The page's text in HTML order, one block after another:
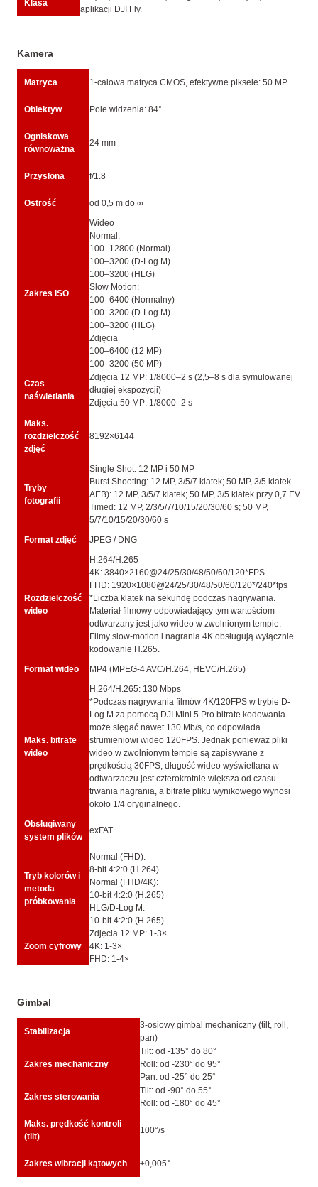
Klasa
aplikacji DJI Fly.
Kamera
Matryca 1-calowa matryca CMOS, efektywne piksele: 50 MP
Obiektyw Pole widzenia: 84°
Ogniskowa
równoważna
24 mm
Przysłona f/1.8
Ostrość od 0,5 m do ∞
Zakres ISO
Wideo
Normal:
100–12800 (Normal)
100–3200 (D-Log M)
100–3200 (HLG)
Slow Motion:
100–6400 (Normalny)
100–3200 (D-Log M)
100–3200 (HLG)
Zdjęcia
100–6400 (12 MP)
100–3200 (50 MP)
Czas
naświetlania
Zdjęcia 12 MP: 1/8000–2 s (2,5–8 s dla symulowanej
długiej ekspozycji)
Zdjęcia 50 MP: 1/8000–2 s
Maks.
rozdzielczość
zdjęć
8192×6144
Tryby
fotografii
Single Shot: 12 MP i 50 MP
Burst Shooting: 12 MP, 3/5/7 klatek; 50 MP, 3/5 klatek
AEB): 12 MP, 3/5/7 klatek; 50 MP, 3/5 klatek przy 0,7 EV
Timed: 12 MP, 2/3/5/7/10/15/20/30/60 s; 50 MP,
5/7/10/15/20/30/60 s
Format zdjęć
JPEG / DNG
Rozdzielczość
wideo
H.264/H.265
4K: 3840×2160@24/25/30/48/50/60/120*FPS
FHD: 1920×1080@24/25/30/48/50/60/120*/240*fps
*Liczba klatek na sekundę podczas nagrywania.
Materiał filmowy odpowiadający tym wartościom
odtwarzany jest jako wideo w zwolnionym tempie.
Filmy slow-motion i nagrania 4K obsługują wyłącznie
kodowanie H.265.
Format wideo
MP4 (MPEG-4 AVC/H.264, HEVC/H.265)
Maks. bitrate
wideo
H.264/H.265: 130 Mbps
*Podczas nagrywania filmów 4K/120FPS w trybie D-
Log M za pomocą DJI Mini 5 Pro bitrate kodowania
może sięgać nawet 130 Mb/s, co odpowiada
strumieniowi wideo 120FPS. Jednak ponieważ pliki
wideo w zwolnionym tempie są zapisywane z
prędkością 30FPS, długość wideo wyświetlana w
odtwarzaczu jest czterokrotnie większa od czasu
trwania nagrania, a bitrate pliku wynikowego wynosi
około 1/4 oryginalnego.
Obsługiwany
system plików
exFAT
Tryb kolorów i
metoda
próbkowania
Normal (FHD):
8-bit 4:2:0 (H.264)
Normal (FHD/4K):
10-bit 4:2:0 (H.265)
HLG/D-Log M:
10-bit 4:2:0 (H.265)
Zoom cyfrowy
Zdjęcia 12 MP: 1-3×
4K: 1-3×
FHD: 1-4×
Gimbal
Stabilizacja
3-osiowy gimbal mechaniczny (tilt, roll,
pan)
Zakres mechaniczny
Tilt: od -135° do 80°
Roll: od -230° do 95°
Pan: od -25° do 25°
Zakres sterowania
Tilt: od -90° do 55°
Roll: od -180° do 45°
Maks. prędkość kontroli
(tilt)
100°/s
Zakres wibracji kątowych ±0,005°